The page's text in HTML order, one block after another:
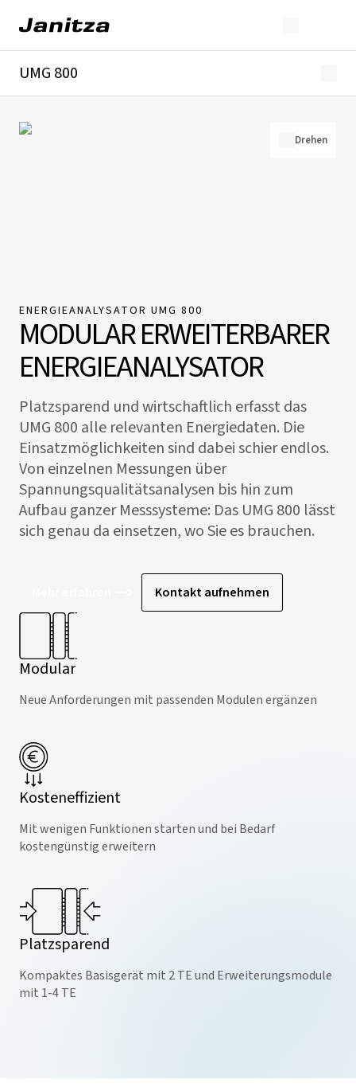
UMG 800
Technische Details
Downloads
Drehen
ENERGIEANALYSATOR UMG 800
MODULAR ERWEITERBARER
ENERGIEANALYSATOR
Platzsparend und wirtschaftlich erfasst das
UMG 800 alle relevanten Energiedaten. Die
Einsatzmöglichkeiten sind dabei schier endlos.
Von einzelnen Messungen über
Spannungsqualitätsanalysen bis hin zum
Aufbau ganzer Messsysteme: Das UMG 800 lässt
sich genau da einsetzen, wo Sie es brauchen.
Kontakt aufnehmen
Modular
Neue Anforderungen mit passenden Modulen ergänzen
Kosteneffizient
Mit wenigen Funktionen starten und bei Bedarf
kostengünstig erweitern
Platzsparend
Kompaktes Basisgerät mit 2 TE und Erweiterungsmodule
mit 1-4 TE